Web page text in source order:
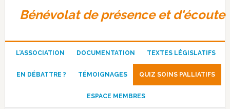
Bénévolat de présence et d'écoute
L’ASSOCIATION DOCUMENTATION TEXTES LÉGISLATIFS
EN DÉBATTRE ? TÉMOIGNAGES QUIZ SOINS PALLIATIFS
ESPACE MEMBRES